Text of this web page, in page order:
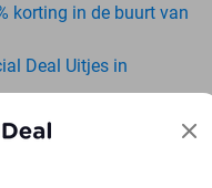
korting in de buurt van
Deal Uitjes in
Deal in de buurt